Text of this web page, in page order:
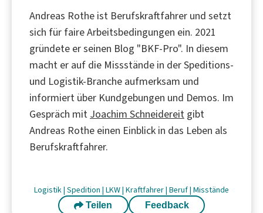
Andreas Rothe ist Berufskraftfahrer und setzt
sich für faire Arbeitsbedingungen ein. 2021
gründete er seinen Blog "BKF-Pro". In diesem
macht er auf die Missstände in der Speditions-
und Logistik-Branche aufmerksam und
informiert über Kundgebungen und Demos. Im
Gespräch mit Joachim Schneidereit gibt
Andreas Rothe einen Einblick in das Leben als
Berufskraftfahrer.
Logistik| Spedition | LKW| Kraftfahrer| Beruf| Misstände
Teilen Feedback